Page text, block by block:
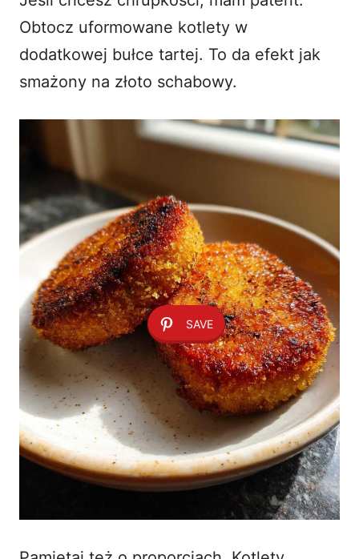
Obtocz uformowane kotlety w
dodatkowej bułce tartej. To da efekt jak
smażony na złoto schabowy.
SAVE